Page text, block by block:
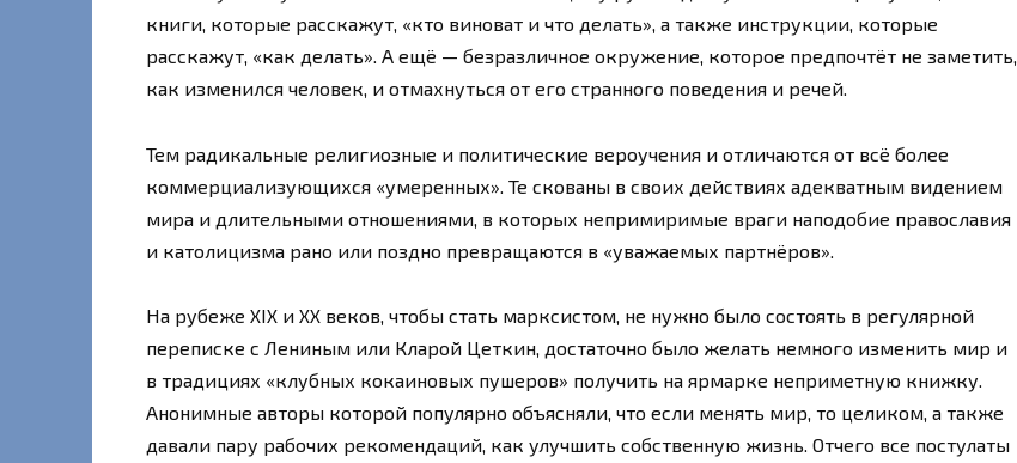
книги, которые расскажут, «кто виноват и что делать», а также инструкции, которые
расскажут, «как делать». А ещё — безразличное окружение, которое предпочтёт не заметить,
как изменился человек, и отмахнуться от его странного поведения и речей.
Тем радикальные религиозные и политические вероучения и отличаются от всё более
коммерциализующихся «умеренных». Те скованы в своих действиях адекватным видением
мира и длительными отношениями, в которых непримиримые враги наподобие православия
и католицизма рано или поздно превращаются в «уважаемых партнёров».
На рубеже XIX и XX веков, чтобы стать марксистом, не нужно было состоять в регулярной
переписке с Лениным или Кларой Цеткин, достаточно было желать немного изменить мир и
в традициях «клубных кокаиновых пушеров» получить на ярмарке неприметную книжку.
Анонимные авторы которой популярно объясняли, что если менять мир, то целиком, а также
давали пару рабочих рекомендаций, как улучшить собственную жизнь. Отчего все постулаты